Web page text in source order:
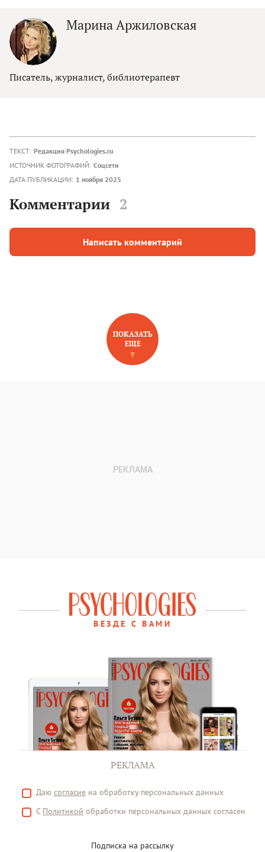
Марина Аржиловская
Писатель, журналист, библиотерапевт
ТЕКСТ: Редакция Psychologies.ru
ИСТОЧНИК ФОТОГРАФИЙ: Соцсети
ДАТА ПУБЛИКАЦИИ: 1 ноября 2025
Комментарии 2
Написать комментарий
НОВОЕ НА САЙТЕ
ПОКАЗАТЬ
ЕЩЕ
ВЕЗДЕ С ВАМИ
РЕКЛАМА
Даю согласие на обработку персональных данных
С Политикой обработки персональных данных согласен
Подписка на рассылку